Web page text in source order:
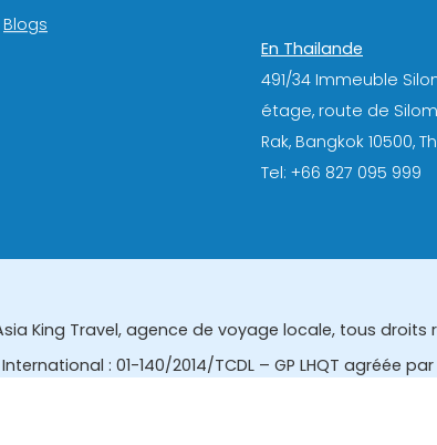
Blogs
En Thailande
491/34 Immeuble
étage, route de
Rak, Bangkok 10500,
Tel: +66 827 095 999
King Travel, agence de voyage locale, tous droits
: 01-140/2014/TCDL – GP LHQT agréée